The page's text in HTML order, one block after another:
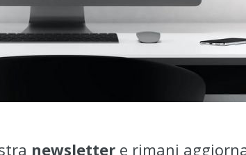
newsletter e rimani